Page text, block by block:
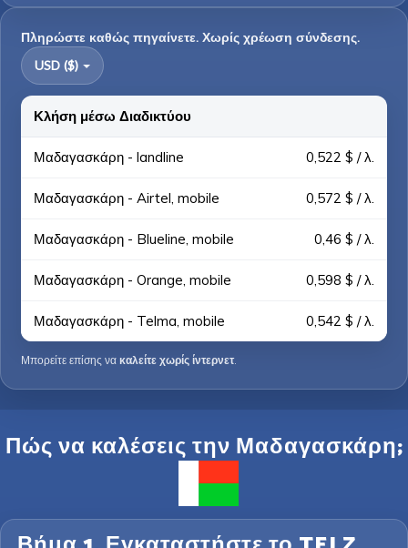
Πληρώστε καθώς πηγαίνετε. Χωρίς χρέωση σύνδεσης.
USD ($)
Κλήση μέσω Διαδικτύου
Μαδαγασκάρη - landline 0,522 $ / λ.
Μαδαγασκάρη - Airtel, mobile 0,572 $ / λ.
Μαδαγασκάρη - Blueline, mobile 0,46 $ / λ.
Μαδαγασκάρη - Orange, mobile 0,598 $ / λ.
Μαδαγασκάρη - Telma, mobile 0,542 $ / λ.
Μπορείτε επίσης να καλείτε χωρίς ίντερνετ.
Πώς να καλέσεις την Μαδαγασκάρη;